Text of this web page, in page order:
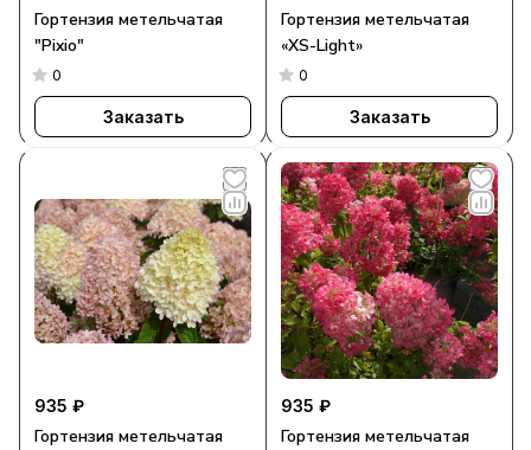
Гортензия метельчатая
"Pixio"
0
Заказать
Гортензия метельчатая
«XS-Light»
0
Заказать
935 ₽
Гортензия метельчатая
935 ₽
Гортензия метельчатая